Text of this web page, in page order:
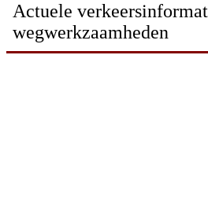
Actuele
wegwerkzaamheden